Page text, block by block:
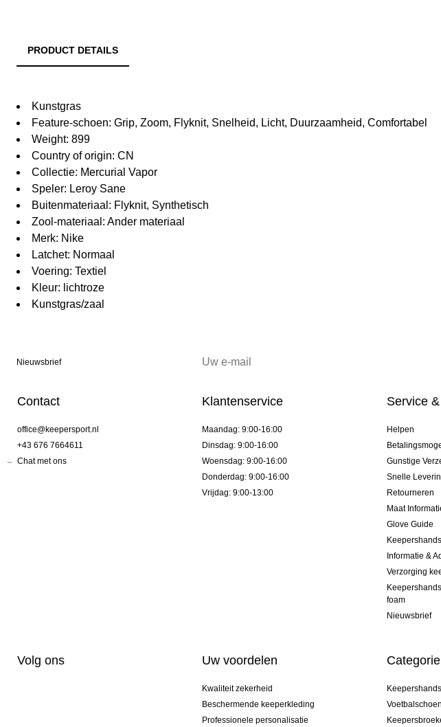
PRODUCT DETAILS
Kunstgras
Feature-schoen: Grip, Zoom, Flyknit, Snelheid, Licht, Duurzaamheid, Comfortabel
Weight: 899
Country of origin: CN
Collectie: Mercurial Vapor
Speler: Leroy Sane
Buitenmateriaal: Flyknit, Synthetisch
Zool-materiaal: Ander materiaal
Merk: Nike
Latchet: Normaal
Voering: Textiel
Kleur: lichtroze
Kunstgras/zaal
Nieuwsbrief
Contact
office@keepersport.nl
+43 676 7664611
Chat met ons
Klantenservice
Maandag: 9:00-16:00
Dinsdag: 9:00-16:00
Woensdag: 9:00-16:00
Donderdag: 9:00-16:00
Vrijdag: 9:00-13:00
Service
Helpen
Gunstige
Snelle
Retourneren
Maat
Glove Guide
Informatie &
Verzorging
foam
Nieuwsbrief
Volg ons Uw voordelen
Kwaliteit zekerheid
Beschermende keeperkleding
Professionele personalisatie
Categorie